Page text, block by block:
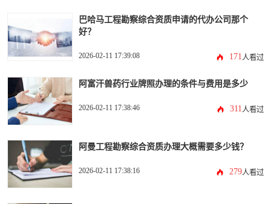
巴哈马工程勘察综合资质申请的代办公司那个
好？
2026-02-11 17:39:08 171人看过
阿富汗兽药行业牌照办理的条件与费用是多少
2026-02-11 17:38:46 311人看过
阿曼工程勘察综合资质办理大概需要多少钱？
2026-02-11 17:38:16 279人看过